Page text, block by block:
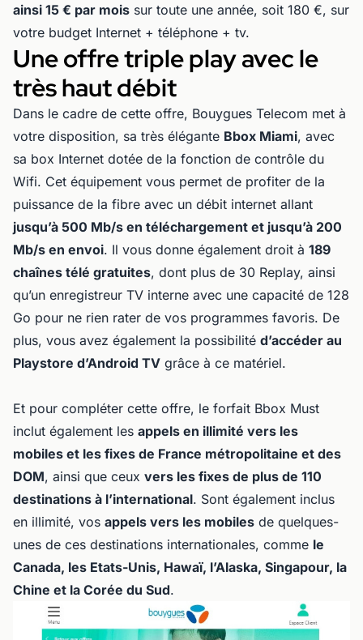
ainsi 15 € par mois sur toute une année, soit 180 €, sur
votre budget Internet + téléphone + tv.
Une offre triple play avec le
très haut débit
Dans le cadre de cette offre, Bouygues Telecom met à
votre disposition, sa très élégante Bbox Miami, avec
sa box Internet dotée de la fonction de contrôle du
Wifi. Cet équipement vous permet de profiter de la
puissance de la fibre avec un débit internet allant
jusqu’à 500 Mb/s en téléchargement et jusqu’à 200
Mb/s en envoi. Il vous donne également droit à 189
chaînes télé gratuites, dont plus de 30 Replay, ainsi
qu’un enregistreur TV interne avec une capacité de 128
Go pour ne rien rater de vos programmes favoris. De
plus, vous avez également la possibilité d’accéder au
Playstore d’Android TV grâce à ce matériel.
Et pour compléter cette offre, le forfait Bbox Must
inclut également les appels en illimité vers les
mobiles et les fixes de France métropolitaine et des
DOM, ainsi que ceux vers les fixes de plus de 110
destinations à l’international. Sont également inclus
en illimité, vos appels vers les mobiles de quelques-
unes de ces destinations internationales, comme le
Canada, les Etats-Unis, Hawaï, l’Alaska, Singapour, la
Chine et la Corée du Sud.